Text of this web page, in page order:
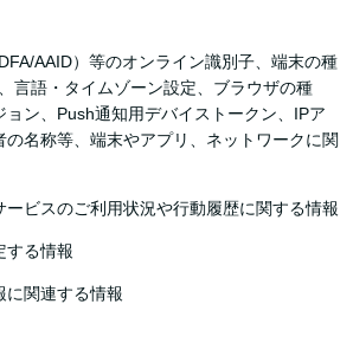
AAID）等のオンライン識別子、端末の種
言語・タイムゾーン設定、ブラウザの種
ョン、Push通知用デバイストークン、IPア
の名称等、端末やアプリ、ネットワークに関
ービスのご利用状況や行動履歴に関する情報
する情報
に関連する情報